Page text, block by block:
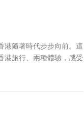
港隨著時代步步向前。這
港旅行、兩種體驗，感受